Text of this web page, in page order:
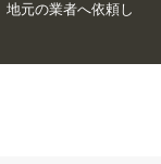
の業者へ依頼し